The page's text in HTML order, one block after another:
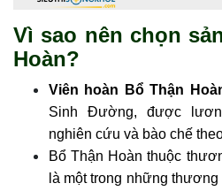
Vì sao nên chọn
Hoàn?
Viên hoàn Bổ Thận
Sinh Đường, được
nghiên cứu và bào chế
Bổ Thận Hoàn thuộc
là một trong những